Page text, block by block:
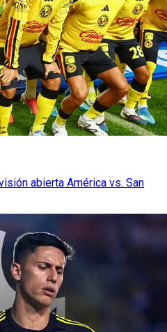
abierta América vs. San